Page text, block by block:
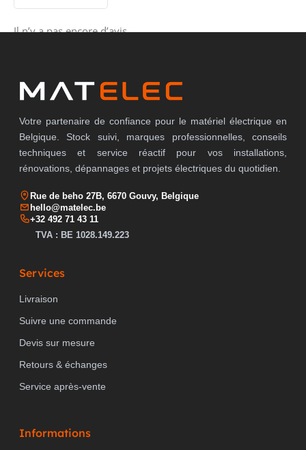
PROFONDEUR
TEMPÉRATURE AMBIANTE -20...30 °C
DIAMÈTRE
COMPATIBLE AVEC APPLE HOMEKIT
COMPATIBLE AVEC AMAZON ALEXA
Il n’y a pas encore d’avis.
Votre partenaire de confiance pour le matériel électrique en
Belgique. Stock suivi, marques professionnelles, conseils
techniques et service réactif pour vos installations,
rénovations, dépannages et projets électriques du quotidien.
Rue de beho 27B, 6670 Gouvy, Belgique
hello@matelec.be
+32 492 71 43 11
TVA : BE 1028.149.223
Services
Livraison
Suivre une commande
Devis sur mesure
Retours & échanges
Service après-vente
Informations